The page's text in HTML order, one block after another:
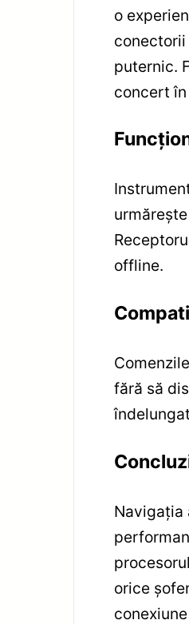
o
puternic.
concert
offline.
fără să
Navigația
orice